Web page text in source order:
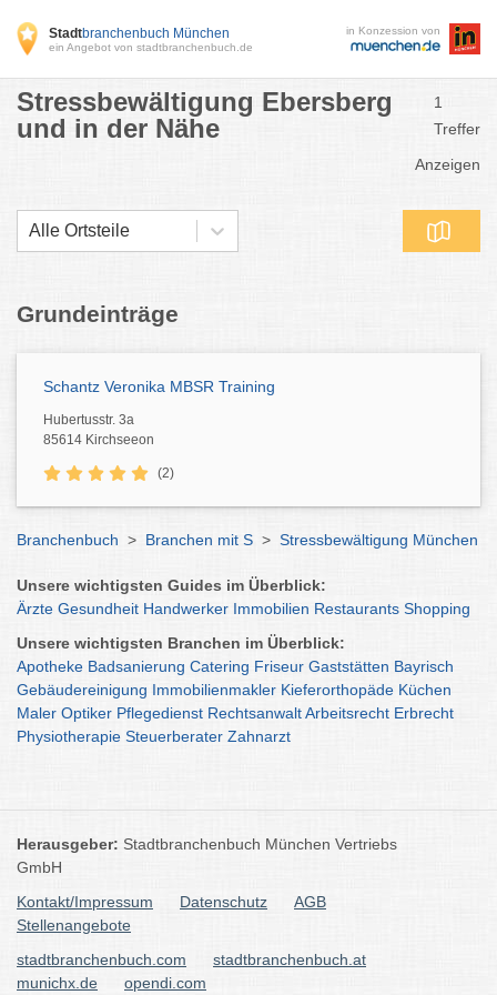
Stadtbranchenbuch München
ein Angebot von stadtbranchenbuch.de
in Konzession von
Stressbewältigung Ebersberg
und in der Nähe
1
Treffer
Anzeigen
Alle Ortsteile
Grundeinträge
Schantz Veronika MBSR Training
Hubertusstr. 3a
85614 Kirchseeon
(2)
Branchenbuch > Branchen mit S > Stressbewältigung München
Unsere wichtigsten Guides im Überblick:
Ärzte Gesundheit Handwerker Immobilien Restaurants Shopping
Unsere wichtigsten Branchen im Überblick:
Apotheke Badsanierung Catering Friseur Gaststätten Bayrisch
Gebäudereinigung Immobilienmakler Kieferorthopäde Küchen
Maler Optiker Pflegedienst RechtsanwaltArbeitsrecht Erbrecht
Physiotherapie Steuerberater Zahnarzt
Herausgeber: Stadtbranchenbuch München Vertriebs
GmbH
Kontakt/Impressum
Datenschutz
AGB
Stellenangebote
stadtbranchenbuch.com
stadtbranchenbuch.at
munichx.de
opendi.com